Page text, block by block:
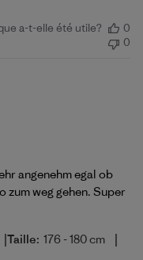
a-t-elle été utile?
0
0
angenehm egal ob
zum weg gehen. Super
|Taille: 176 - 180 cm |